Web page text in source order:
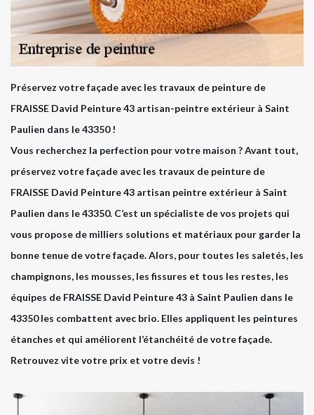
Préservez votre façade avec les travaux de peinture de
FRAISSE David Peinture 43 artisan-peintre extérieur à Saint
Paulien dans le 43350 !
Vous recherchez la perfection pour votre maison ? Avant tout,
préservez votre façade avec les travaux de peinture de
FRAISSE David Peinture 43 artisan peintre extérieur à Saint
Paulien dans le 43350. C’est un spécialiste de vos projets qui
vous propose de milliers solutions et matériaux pour garder la
bonne tenue de votre façade. Alors, pour toutes les saletés, les
champignons, les mousses, les fissures et tous les restes, les
équipes de FRAISSE David Peinture 43 à Saint Paulien dans le
43350 les combattent avec brio. Elles appliquent les peintures
étanches et qui améliorent l’étanchéité de votre façade.
Retrouvez vite votre prix et votre devis !